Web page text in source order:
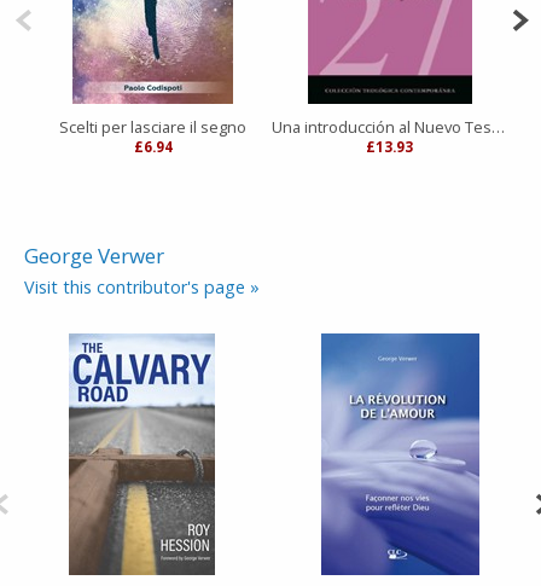
Scelti per lasciare il segno
£6.94
Una introducción al Nuevo Testamento
£13.93
George Verwer
Visit this contributor's page »